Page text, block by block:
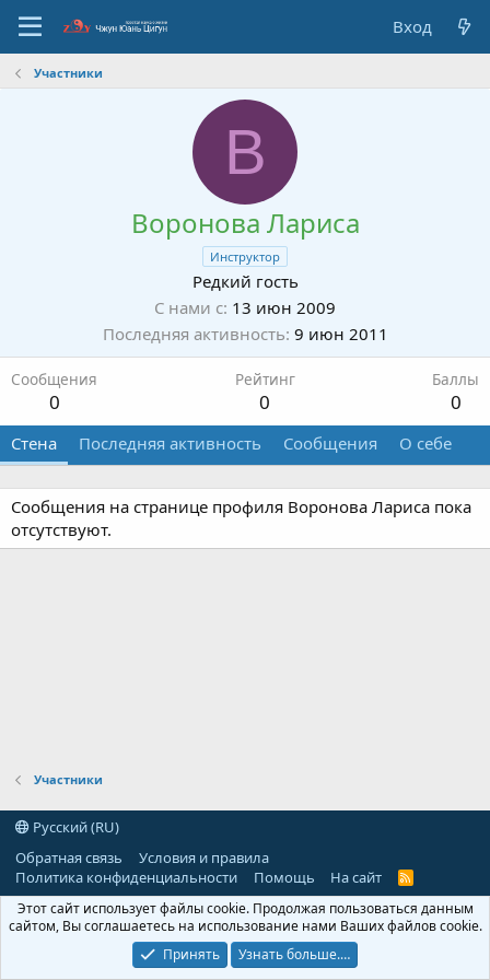
Вход
Участники
В
Воронова Лариса
Инструктор
Редкий гость
С нами с 13 июн 2009
Последняя активность 9 июн 2011
Сообщения
0
Рейтинг
0
Баллы
0
Стена Последняя активность Сообщения О себе
Сообщения на странице профиля Воронова Лариса пока
отсутствуют.
Участники
Русский (RU)
Обратная связь
Условия и правила
Политика конфиденциальности
Помощь На сайт
R
S
Этот сайт использует файлы cookie. Продолжая пользоваться данным
сайтом, Вы соглашаетесь на использование нами Ваших файлов cookie.
Принять
Узнать больше.…